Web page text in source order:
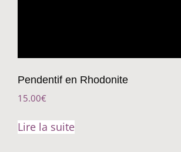
Pendentif en Rhodonite
15.00€
Lire la suite